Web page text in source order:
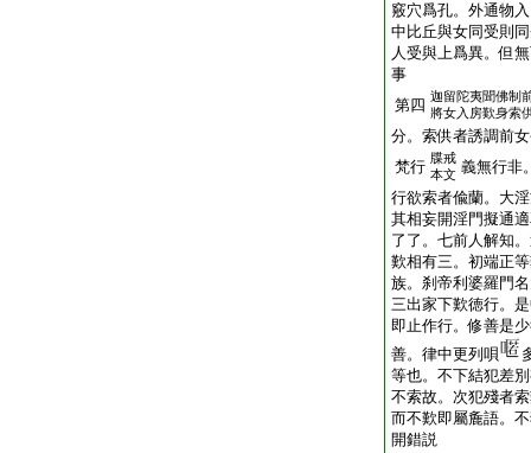
竅穴爲孔。外通物
中比丘與女同受則
人受與上爲異。但
事
第四 迦留陀夷聞佛制
將女入房歎身索
分。索供者誘調前
梵行 牒戒
本文 義無行非
行欲索者偸蘭。大
其相妄開淫門擬通
了了。七前人解知
歎相有三。初端正
族。刹帝利婆羅門
三出家下歎徳行。
即止作行。修善是
善。律中更列唄
等也。不下結犯差
不索故。次犯殘者
而不歎即屬麁語。
開錯説